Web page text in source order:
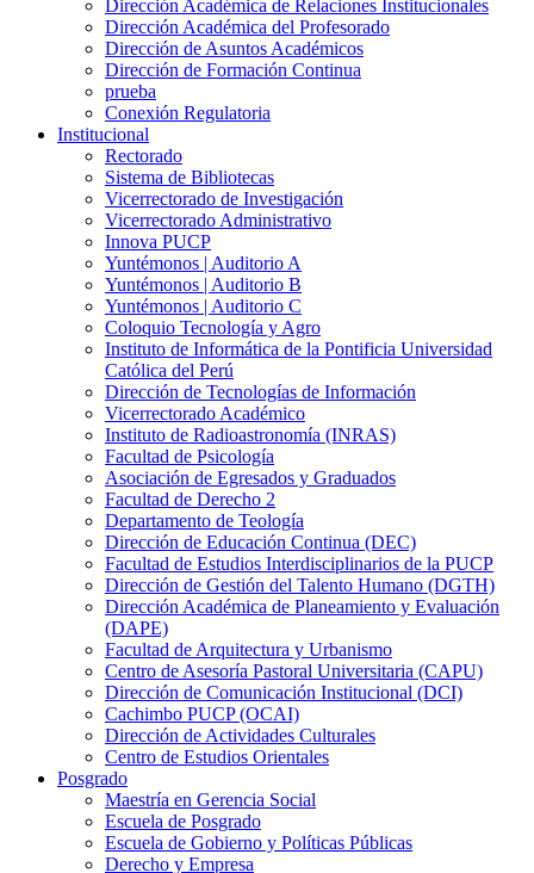
Dirección Académica de Relaciones Institucionales
Dirección Académica del Profesorado
Dirección de Asuntos Académicos
Dirección de Formación Continua
prueba
Conexión Regulatoria
Institucional
Rectorado
Sistema de Bibliotecas
Vicerrectorado de Investigación
Vicerrectorado Administrativo
Innova PUCP
Yuntémonos | Auditorio A
Yuntémonos | Auditorio B
Yuntémonos | Auditorio C
Coloquio Tecnología y Agro
Instituto de Informática de la Pontificia Universidad
Católica del Perú
Dirección de Tecnologías de Información
Vicerrectorado Académico
Instituto de Radioastronomía (INRAS)
Facultad de Psicología
Asociación de Egresados y Graduados
Facultad de Derecho 2
Departamento de Teología
Dirección de Educación Continua (DEC)
Facultad de Estudios Interdisciplinarios de la PUCP
Dirección de Gestión del Talento Humano (DGTH)
Dirección Académica de Planeamiento y Evaluación
(DAPE)
Facultad de Arquitectura y Urbanismo
Centro de Asesoría Pastoral Universitaria (CAPU)
Dirección de Comunicación Institucional (DCI)
Cachimbo PUCP (OCAI)
Dirección de Actividades Culturales
Centro de Estudios Orientales
Posgrado
Maestría en Gerencia Social
Escuela de Posgrado
Escuela de Gobierno y Políticas Públicas
Derecho y Empresa